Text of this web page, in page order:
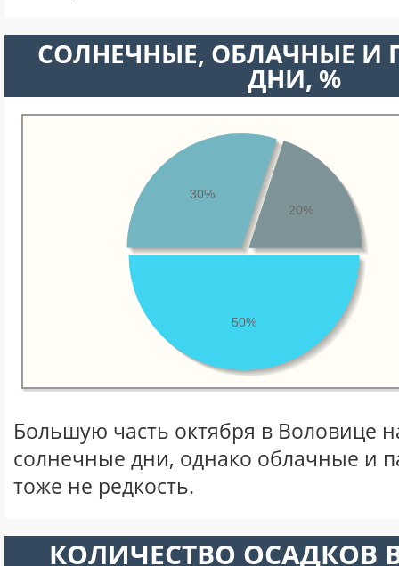
CОЛНЕЧНЫЕ, ОБЛАЧНЫЕ И
ДНИ, %
50%
30%
20%
Большую часть октября в Воловице
солнечные дни, однако облачные и
тоже не редкость.
КОЛИЧЕСТВО ОСАДКОВ